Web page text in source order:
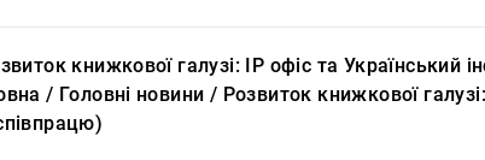
книжкової галузі: ІР офіс та Український
/ Головні новини / Розвиток книжкової